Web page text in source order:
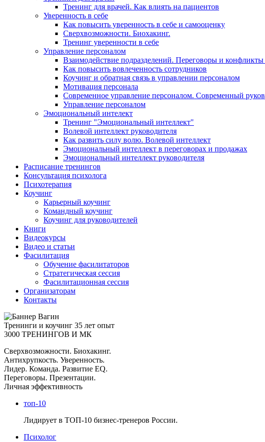
Тренинг для врачей. Как влиять на пациентов
Уверенность в себе
Как повысить уверенность в себе и самооценку
Сверхвозможности. Биохакинг.
Тренинг уверенности в себе
Управление персоналом
Взаимодействие подразделений. Переговоры и конфликты
Как повысить вовлеченность сотрудников
Коучинг и обратная связь в управлении персоналом
Мотивация персонала
Современное управление персоналом. Современный
Управление персоналом
Эмоциональный интелект
Тренинг "Эмоциональный интеллект"
Волевой интеллект руководителя
Как развить силу волю. Волевой интеллект
Эмоциональный интеллект в переговорах и продажах
Эмоциональный интеллект руководителя
Расписание тренингов
Консультация психолога
Психотерапия
Коучинг
Карьерный коучинг
Командный коучинг
Коучинг для руководителей
Книги
Видеокурсы
Видео и статьи
Фасилитация
Обучение фасилитаторов
Стратегическая сессия
Фасилитационная сессия
Организаторам
Контакты
Тренинги и коучинг 35 лет опыт
3000 ТРЕНИНГОВ И МК
Сверхвозможности. Биохакинг.
Антихрупкость. Уверенность.
Лидер. Команда. Развитие EQ.
Переговоры. Презентации.
Личная эффективность
топ-10
Лидирует в ТОП-10 бизнес-тренеров России.
Психолог